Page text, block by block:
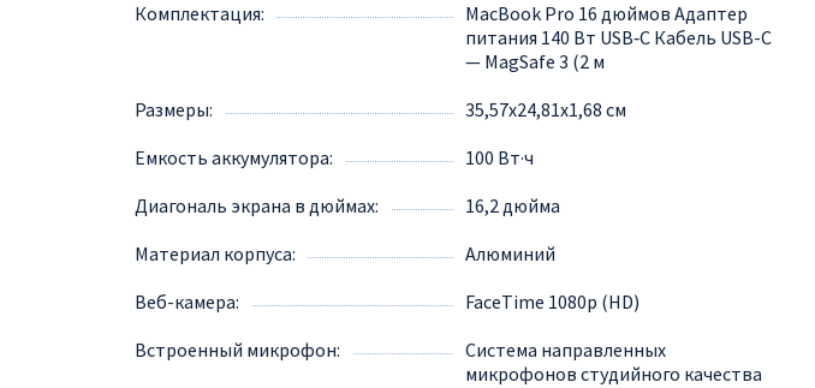
Комплектация
MacBook Pro 16 дюймов Адаптер
питания 140 Вт USB‑C Кабель USB-C
— MagSafe 3 (2 м
Размеры
35,57x24,81x1,68 см
Емкость аккумулятора
100 Вт·ч
Диагональ экрана в дюймах
16,2 дюйма
Материал корпуса
Алюминий
Веб-камера
FaceTime 1080p (HD)
Встроенный микрофон
Система направленных
микрофонов студийного качества